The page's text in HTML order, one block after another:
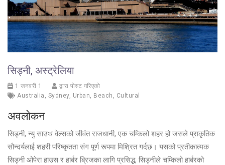
सिड्नी, अस्ट्रेलिया
1 जनवरी 1
द्वारा पोस्ट गरिएको
Australia
Sydney, Urban Beach Cultural
अवलोकन
सिड्नी, न्यु साउथ वेल्सको जीवंत राजधानी, एक चम्किलो शहर हो जसले प्राकृतिक
सौन्दर्यलाई शहरी परिष्कृतता संग पूर्ण रूपमा मिश्रित गर्दछ। यसको प्रतीकात्मक
सिड्नी ओपेरा हाउस र हार्बर ब्रिजका लागि प्रसिद्ध, सिड्नीले चम्किलो हार्बरको